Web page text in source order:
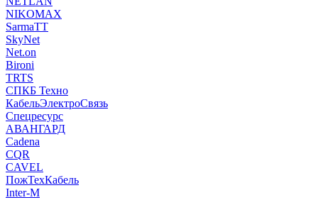
NIKOMAX
SarmaTT
SkyNet
Net.on
Bironi
TRTS
СПКБ Техно
КабельЭлектроСвязь
Спецресурс
АВАНГАРД
Cadena
CQR
CAVEL
ПожТехКабель
Inter-M